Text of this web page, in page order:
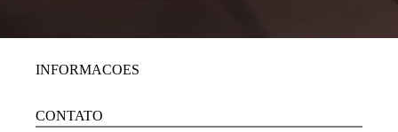
INFORMACOES
CONTATO